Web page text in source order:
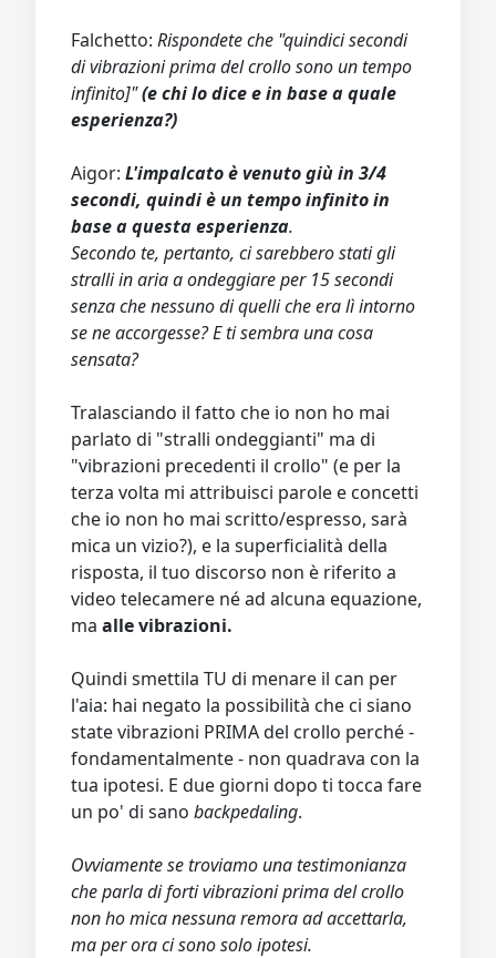
Falchetto: Rispondete che "quindici secondi
di vibrazioni prima del crollo sono un tempo
infinito]"(e chi lo dice e in base a quale
esperienza?)
Aigor: L'impalcato è venuto giù in 3/4
secondi, quindi è un tempo infinito in
base a questa esperienza.
Secondo te, pertanto, ci sarebbero stati gli
stralli in aria a ondeggiare per 15 secondi
senza che nessuno di quelli che era lì intorno
se ne accorgesse? E ti sembra una cosa
sensata?
Tralasciando il fatto che io non ho mai
parlato di "stralli ondeggianti" ma di
"vibrazioni precedenti il crollo" (e per la
terza volta mi attribuisci parole e concetti
che io non ho mai scritto/espresso, sarà
mica un vizio?), e la superficialità della
risposta, il tuo discorso non è riferito a
video telecamere né ad alcuna equazione,
ma alle vibrazioni.
Quindi smettila TU di menare il can per
l'aia: hai negato la possibilità che ci siano
state vibrazioni PRIMA del crollo perché -
fondamentalmente - non quadrava con la
tua ipotesi. E due giorni dopo ti tocca fare
un po' di sano backpedaling.
Ovviamente se troviamo una testimonianza
che parla di forti vibrazioni prima del crollo
non ho mica nessuna remora ad accettarla,
ma per ora ci sono soloipotesi.